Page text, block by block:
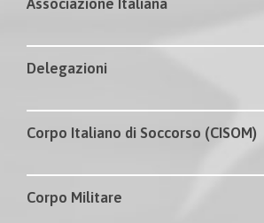
Delegazioni
Corpo Italiano di Soccorso (CISOM)
Corpo Militare